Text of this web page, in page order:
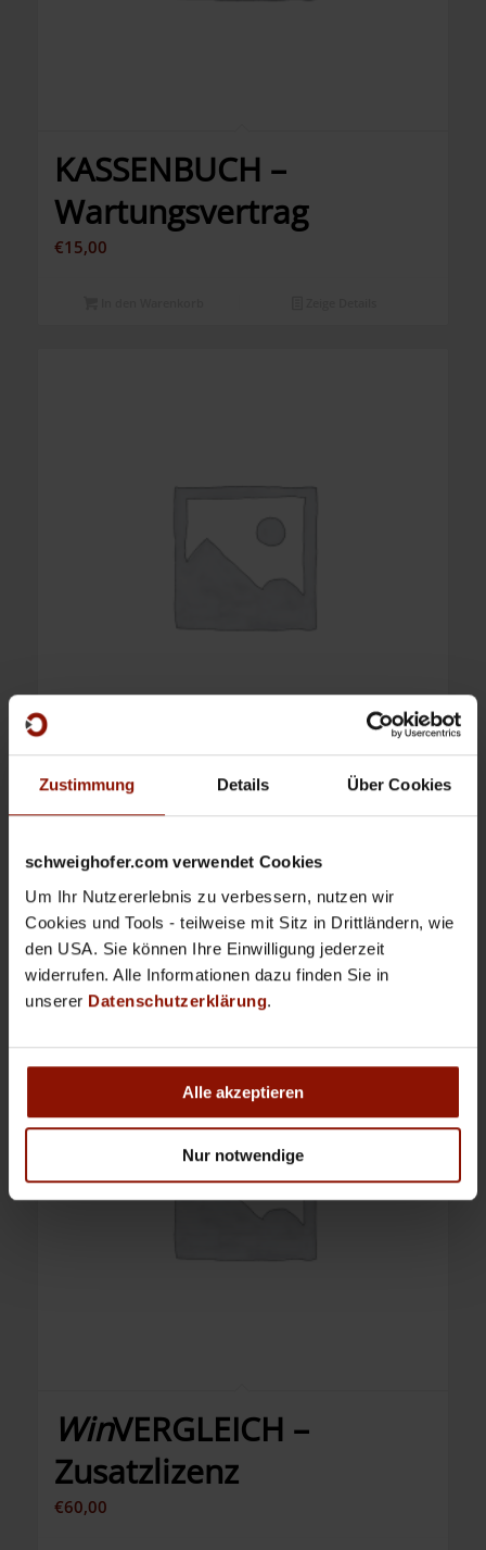
Zustimmung Details Über Cookies
schweighofer.com verwendet Cookies
Um Ihr Nutzererlebnis zu verbessern, nutzen wir
Cookies und Tools - teilweise mit Sitz in Drittländern, wie
den USA. Sie können Ihre Einwilligung jederzeit
widerrufen. Alle Informationen dazu finden Sie in
unserer Datenschutzerklärung.
Alle akzeptieren
Nur notwendige
KASSENBUCH –
Wartungsvertrag
€15,00
Win1A-FIBU –
31,00
In den Warenkorb Zeige Details
WinVERGLEICH –
Zusatzlizenz
€60,00